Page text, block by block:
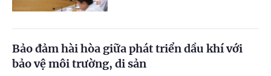
Bảo đảm hài hòa giữa phát triển dầu khí với
bảo vệ môi trường, di sản